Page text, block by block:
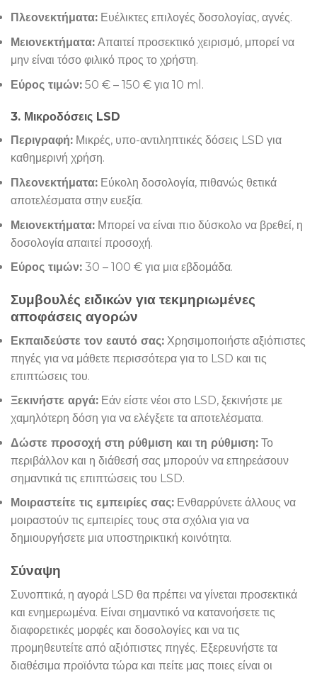
Πλεονεκτήματα: Ευέλικτες επιλογές δοσολογίας, αγνές.
Μειονεκτήματα: Απαιτεί προσεκτικό χειρισμό, μπορεί να
μην είναι τόσο φιλικό προς το χρήστη.
Εύρος τιμών: 50 € – 150 € για 10 ml.
3. Μικροδόσεις LSD
Περιγραφή: Μικρές, υπο-αντιληπτικές δόσεις LSD για
καθημερινή χρήση.
Πλεονεκτήματα: Εύκολη δοσολογία, πιθανώς θετικά
αποτελέσματα στην ευεξία.
Μειονεκτήματα: Μπορεί να είναι πιο δύσκολο να βρεθεί, η
δοσολογία απαιτεί προσοχή.
Εύρος τιμών: 30 – 100 € για μια εβδομάδα.
Συμβουλές ειδικών για τεκμηριωμένες
αποφάσεις αγορών
Εκπαιδεύστε τον εαυτό σας: Χρησιμοποιήστε αξιόπιστες
πηγές για να μάθετε περισσότερα για το LSD και τις
επιπτώσεις του.
Ξεκινήστε αργά: Εάν είστε νέοι στο LSD, ξεκινήστε με
χαμηλότερη δόση για να ελέγξετε τα αποτελέσματα.
Δώστε προσοχή στη ρύθμιση και τη ρύθμιση: Το
περιβάλλον και η διάθεσή σας μπορούν να επηρεάσουν
σημαντικά τις επιπτώσεις του LSD.
Μοιραστείτε τις εμπειρίες σας: Ενθαρρύνετε άλλους να
μοιραστούν τις εμπειρίες τους στα σχόλια για να
δημιουργήσετε μια υποστηρικτική κοινότητα.
Σύναψη
Συνοπτικά, η αγορά LSD θα πρέπει να γίνεται προσεκτικά
και ενημερωμένα. Είναι σημαντικό να κατανοήσετε τις
διαφορετικές μορφές και δοσολογίες και να τις
προμηθευτείτε από αξιόπιστες πηγές. Εξερευνήστε τα
διαθέσιμα προϊόντα τώρα και πείτε μας ποιες είναι οι